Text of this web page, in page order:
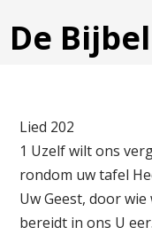
De
Lied 202
1 Uzelf wilt ons
rondom uw tafel
Uw Geest, door wie
bereidt in ons U eer.